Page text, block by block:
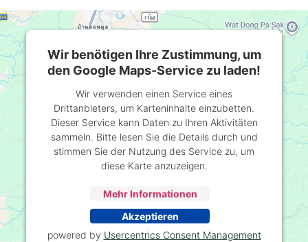
Wir benötigen Ihre Zustimmung, um
den Google Maps-Service zu laden!
Wir verwenden einen Service eines
Drittanbieters, um Karteninhalte einzubetten.
Dieser Service kann Daten zu Ihren Aktivitäten
sammeln. Bitte lesen Sie die Details durch und
stimmen Sie der Nutzung des Service zu, um
diese Karte anzuzeigen.
Mehr Informationen
Akzeptieren
powered by Usercentrics Consent Management